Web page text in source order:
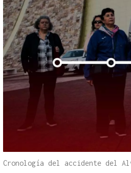
Cronología del accidente del